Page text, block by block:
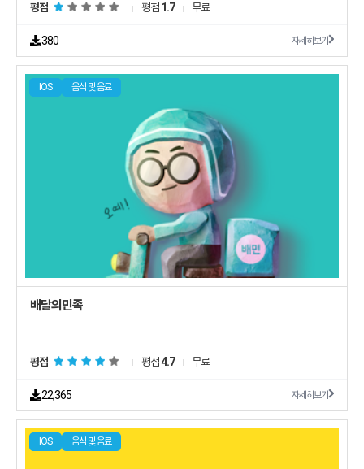
평점 평점1.7 무료
380 자세히보기
IOS 음식 및 음료
평점 평점4.7 무료
22,365 자세히보기
IOS 음식 및 음료